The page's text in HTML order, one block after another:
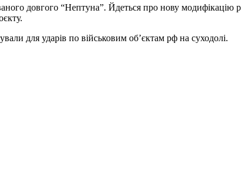
довгого “Нептуна”. Йдеться про нову
для ударів по військовим об’єктам рф на суходолі.